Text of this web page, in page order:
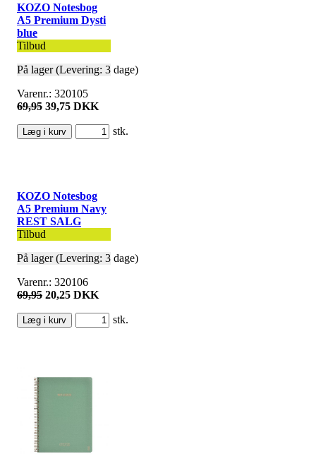
KOZO Notesbog
A5 Premium Dysti
blue
Tilbud
På lager (Levering: 3 dage)
Varenr.: 320105
69,95 39,75 DKK
stk.
KOZO Notesbog
A5 Premium Navy
REST SALG
Tilbud
På lager (Levering: 3 dage)
Varenr.: 320106
69,95 20,25 DKK
stk.